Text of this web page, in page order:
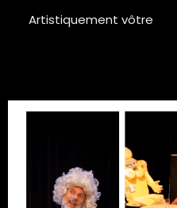
Artistiquement vôtre